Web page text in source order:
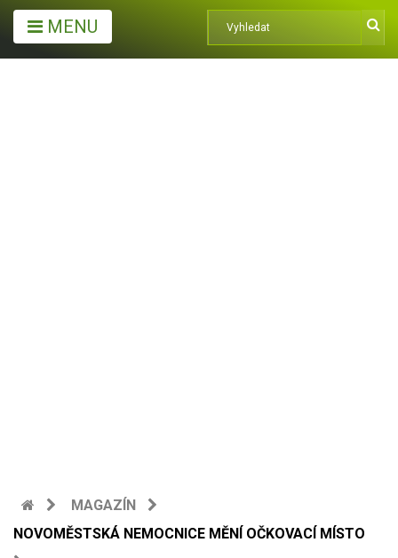
MENU
MAGAZÍN
NOVOMĚSTSKÁ NEMOCNICE MĚNÍ OČKOVACÍ MÍSTO